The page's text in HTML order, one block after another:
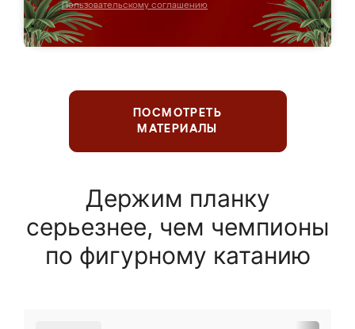
Пользовательскому соглашению
ПОСМОТРЕТЬ
МАТЕРИАЛЫ
Держим планку
серьезнее, чем чемпионы
по фигурному катанию